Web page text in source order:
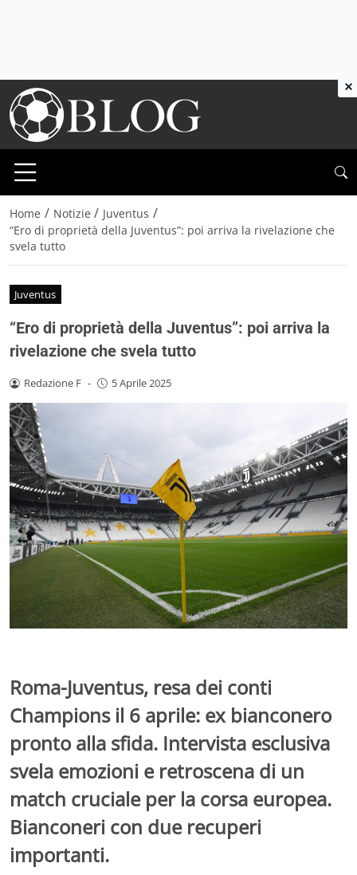
Home / Notizie / Juventus /
“Ero di proprietà della Juventus”: poi arriva la rivelazione che
svela tutto
Juventus
“Ero di proprietà della Juventus”: poi arriva la
rivelazione che svela tutto
Redazione F - 5 Aprile 2025
Roma-Juventus, resa dei conti
Champions il 6 aprile: ex bianconero
pronto alla sfida. Intervista esclusiva
svela emozioni e retroscena di un
match cruciale per la corsa europea.
Bianconeri con due recuperi
importanti.
×